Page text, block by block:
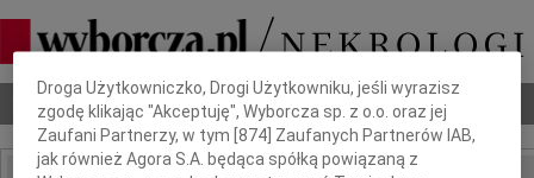
Nekrologi Odeszli Poradnik pogrzebowy
Dbamy o Twoją prywatność
Droga Użytkowniczko, Drogi Użytkowniku, jeśli wyrazisz
zgodę klikając "Akceptuję", Wyborcza sp. z o.o. oraz jej
Zaufani Partnerzy, w tym [874 ] Zaufanych Partnerów IAB,
jak również Agora S.A. będąca spółką powiązaną z